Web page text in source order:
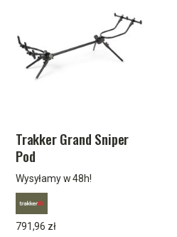
Trakker Grand Sniper
Pod
Wysyłamy w 48h!
791,96 zł